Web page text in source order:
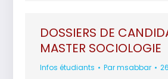
DOSSIERS DE
MASTER SOCIOLOGIE
Infos étudiants Parmsabbar